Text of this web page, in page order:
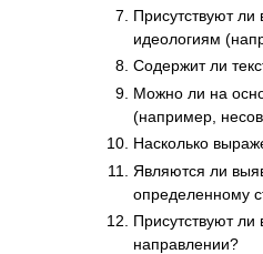
Присутствуют
идеологиям
Содержит ли
Можно ли на
(например,
Насколько
Являются ли
определенному
Присутствуют
направлении?